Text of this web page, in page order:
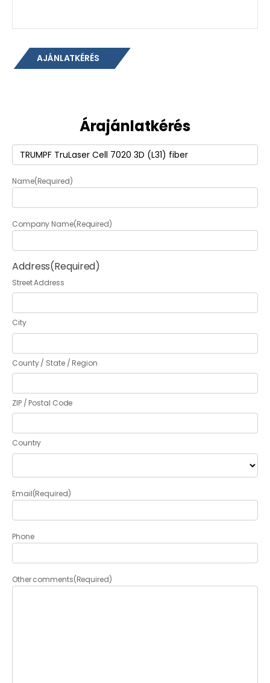
AJÁNLATKÉRÉS
Árajánlatkérés
Termék(Required)
Name(Required)
Company Name(Required)
Address(Required)
Street Address
City
County / State / Region
ZIP / Postal Code
Country
Email(Required)
Phone
Other comments(Required)